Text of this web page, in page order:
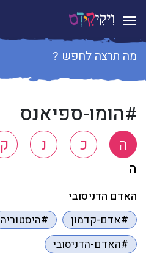
Toggle navigation
#הומו-ספיאנס
ה כ נ ק
ה
האדם הדניסובי
#אדם-קדמון
#היסטוריה
#האדם-הדניסובי